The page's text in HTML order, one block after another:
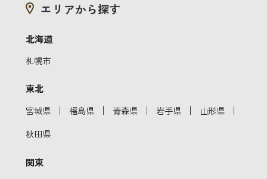
エリアから探す
北海道
札幌市
東北
宮城県 ｜ 福島県 ｜ 青森県 ｜ 岩手県 ｜ 山形県 ｜
秋田県
関東